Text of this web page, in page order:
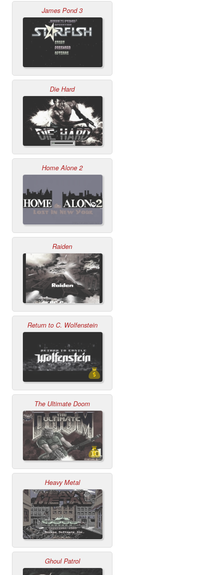
James Pond 3
Die Hard
Home Alone 2
Raiden
Return to C. Wolfenstein
The Ultimate Doom
Heavy Metal
Ghoul Patrol